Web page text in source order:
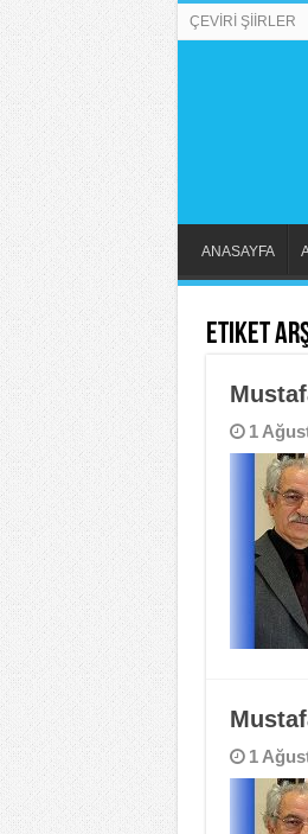
ÇEVİRİ ŞİİRLER
ANASAYFA
Etiket
1
1